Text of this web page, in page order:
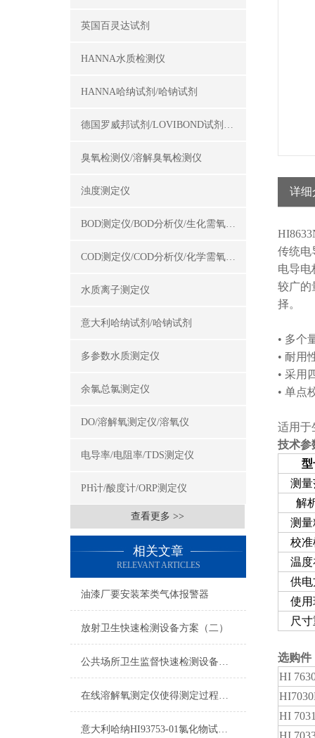
英国百灵达试剂
HANNA水质检测仪
HANNA哈纳试剂/哈钠试剂
德国罗威邦试剂/LOVIBOND试剂/罗威邦试剂
臭氧检测仪/溶解臭氧检测仪
浊度测定仪
BOD测定仪/BOD分析仪/生化需氧量测定仪
COD测定仪/COD分析仪/化学需氧量测定仪
水质离子测定仪
意大利哈纳试剂/哈钠试剂
多参数水质测定仪
余氯总氯测定仪
DO/溶解氧测定仪/溶氧仪
电导率/电阻率/TDS测定仪
PH计/酸度计/ORP测定仪
查看更多 >>
相关文章
RELEVANT ARTICLES
油漆厂要安装苯类气体报警器
放射卫生快速检测设备方案（二）
公共场所卫生监督快速检测设备（三） -1
在线溶解氧测定仪使得测定过程变得更加简单
意大利哈纳HI93753-01氯化物试剂测量范围及操作说明
详细
传统电
电导电
较广的
择。
• 多个
• 耐用
• 采用
• 单点
适用于
技术参
型
测
解
测
校
温
供
使
尺
选购件
HI
HI
HI